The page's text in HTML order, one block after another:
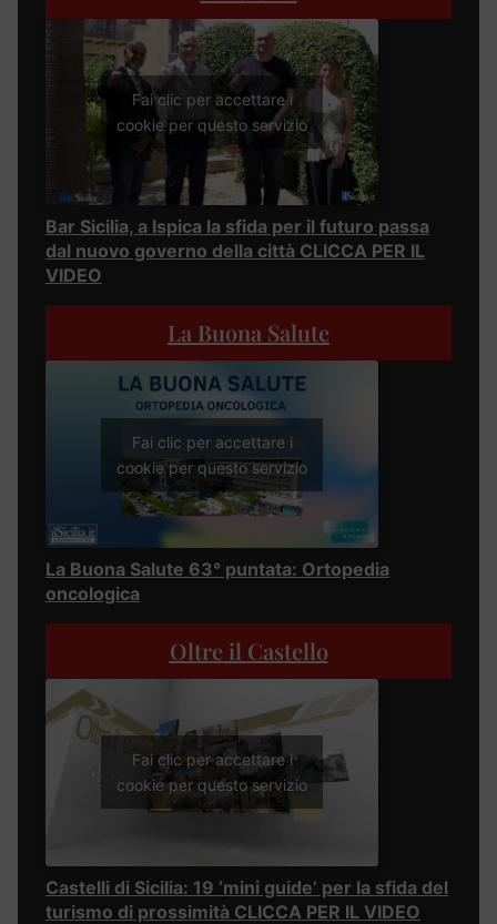
Fai clic per accettare i
cookie per questo servizio
Bar Sicilia, a Ispica la sfida per il futuro passa
dal nuovo governo della città CLICCA PER IL
VIDEO
La Buona Salute
Fai clic per accettare i
cookie per questo servizio
La Buona Salute 63° puntata: Ortopedia
oncologica
Oltre il Castello
Fai clic per accettare i
cookie per questo servizio
Castelli di Sicilia: 19 ‘mini guide’ per la sfida del
turismo di prossimità CLICCA PER IL VIDEO